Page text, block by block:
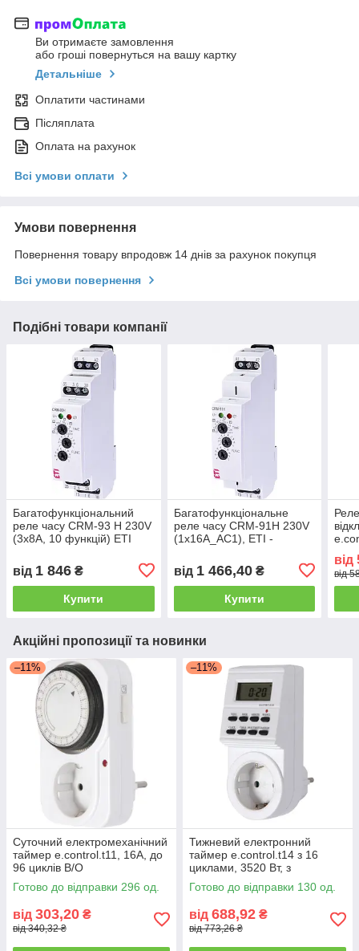
Ви отримаєте замовлення
або гроші повернуться на вашу картку
Детальніше
Оплатити частинами
Післяплата
Оплата на рахунок
Всі умови оплати
Умови повернення
Повернення товару впродовж 14 днів за рахунок покупця
Всі умови повернення
Подібні товари компанії
Багатофункціональний
реле часу CRM-93 H 230V
(3x8A, 10 функцій) ETI
від 1 846 ₴
Купити
Багатофункціональне
реле часу CRM-91H 230V
(1x16A_AC1), ETI -
захистом IP40
від 1 466,40₴
Купити
від
від
Акційні пропозиції та новинки
–11%
Суточний електромеханічний
таймер e.control.t11, 16А, до
96 циклів В/О
Готово до відправки 296 од.
від 303,20 ₴
від 340,32 ₴
–11%
Тижневий електронний
таймер e.control.t14 з 16
циклами, 3520 Вт, з
акумулятором
Готово до відправки 130 од.
від 688,92 ₴
від 773,26 ₴